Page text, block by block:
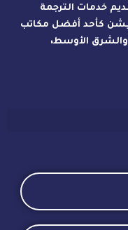
خدمات الترجمة
كأحد أفضل مكاتب
الأوسط،